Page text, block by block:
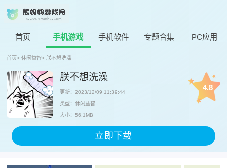
首页 手机游戏 手机软件 专题合集 PC应用
首页> 休闲益智> 朕不想洗澡
朕不想洗澡
更新：2023/12/09 11:39:44
类型：休闲益智
大小：56.1MB
4.8
立即下载